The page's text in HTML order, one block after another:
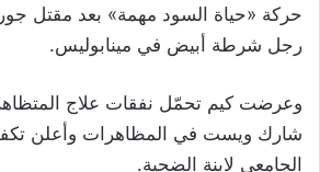
حركة «حياة السود مهمة» بعد مقتل
رجل شرطة أبيض في مينابوليس.
وعرضت كيم تحمّل نفقات علاج
شارك ويست في المظاهرات وأعلن
الجامعي لابنة الضحية.